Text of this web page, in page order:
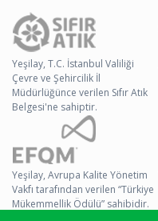
Yeşilay, T.C. İstanbul Valiliği
Çevre ve Şehircilik İl
Müdürlüğünce verilen Sıfır Atık
Belgesi'ne sahiptir.
Yeşilay, Avrupa Kalite Yönetim
Vakfı tarafından verilen “Türkiye
Mükemmellik Ödülü” sahibidir.